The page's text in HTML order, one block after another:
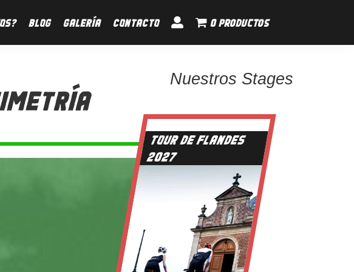
BLOG GALERÍA CONTACTO 0 productos
Nuestros Stages
TOUR DE FLANDES
2027